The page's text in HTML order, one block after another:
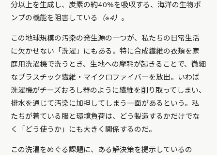
分以上を生成し、炭素の約40%を吸収する、海洋の生物ポ
ンプの機能を阻害している
（※4） 。
この地球規模の汚染の発生源の一つが、私たちの日常生活
に欠かせない「洗濯」にもある。特に合成繊維の衣類を家
庭用洗濯機で洗うとき、生地への摩耗が起きることで、微細
なプラスチック繊維・マイクロファイバーを放出。いわば
洗濯機がチーズおろし器のように繊維を削り取ってしまい、
排水を通じて汚染に加担してしまう一面があるという。私
たちが着ている服と環境負荷は、どう製造するかだけでな
く「どう使うか」にも大きく関係するのだ。
この洗濯をめぐる課題に、ある解決策を提示しているの